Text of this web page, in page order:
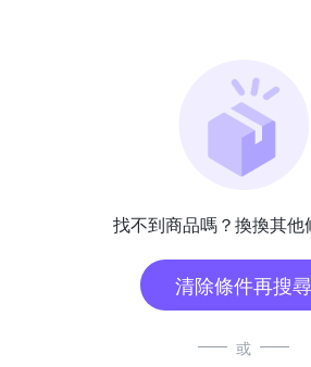
找不到商品嗎？換換其他
清除條件再搜尋
或